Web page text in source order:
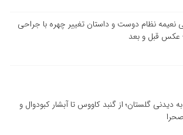
نعیمه نظام دوست و داستان تغییر چهره با جراحی
عکس قبل و بعد
دیدنی گلستان؛ از گنبد کاووس تا آبشار کبودوال و